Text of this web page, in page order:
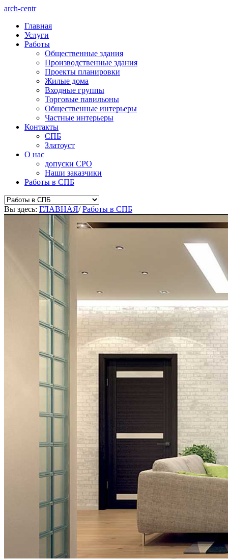
arch-centr
Главная
Услуги
Работы
Общественные здания
Производственные здания
Проекты планировки
Жилые дома
Входные группы
Торговые павильоны
Общественные интерьеры
Частные интерьеры
Контакты
СПБ
Златоуст
О нас
допуски СРО
Наши заказчики
Работы в СПБ
Вы здесь: ГЛАВНАЯ/Работы в СПБ